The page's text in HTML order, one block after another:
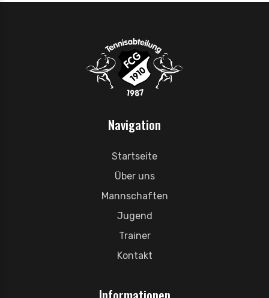
Navigation
Startseite
Über uns
Mannschaften
Jugend
Trainer
Kontakt